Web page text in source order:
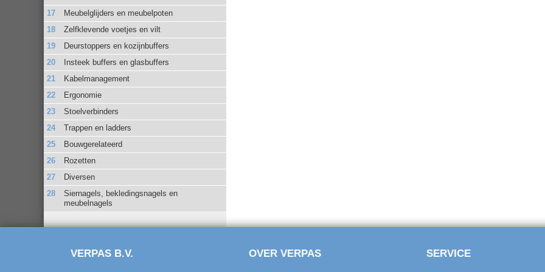
Meubelglijders en meubelpoten
Zelfklevende voetjes en vilt
Deurstoppers en kozijnbuffers
Insteek buffers en glasbuffers
Kabelmanagement
Ergonomie
Stoelverbinders
Trappen en ladders
Bouwgerelateerd
Rozetten
Diversen
Siernagels, bekledingsnagels en
meubelnagels
VERPAS B.V. OVER VERPAS SERVICE